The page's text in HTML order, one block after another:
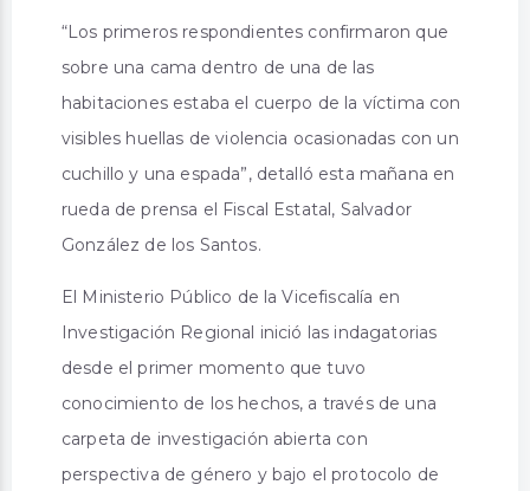
“Los primeros respondientes confirmaron que
sobre una cama dentro de una de las
habitaciones estaba el cuerpo de la víctima con
visibles huellas de violencia ocasionadas con un
cuchillo y una espada”, detalló esta mañana en
rueda de prensa el Fiscal Estatal, Salvador
González de los Santos.
El Ministerio Público de la Vicefiscalía en
Investigación Regional inició las indagatorias
desde el primer momento que tuvo
conocimiento de los hechos, a través de una
carpeta de investigación abierta con
perspectiva de género y bajo el protocolo de